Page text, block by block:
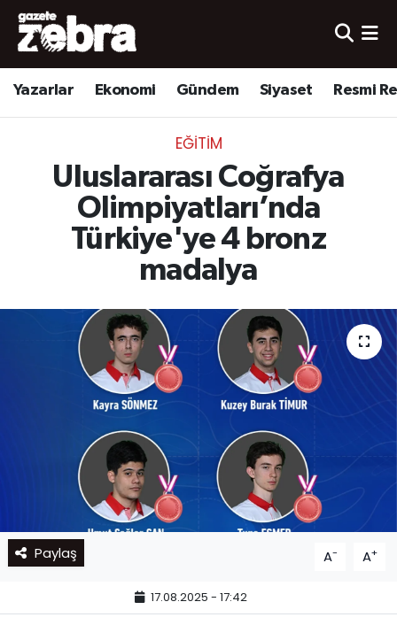
Yazarlar Ekonomi Gündem Siyaset Resmi
EĞITIM
Uluslararası Coğrafya
Olimpiyatları’nda
Türkiye'ye 4 bronz
madalya
Paylaş A- A+
17.08.2025 - 17:42
Yazarlar
Ekonomi
Yerel
Spor
Nöbetçi Eczaneler
Hava Durumu
Süper Lig Puan Durumu ve Fikstür
Tüm Manşetler
Haber Arşivi